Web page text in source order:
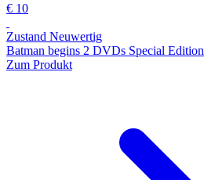
€ 10
Zustand Neuwertig
Batman begins 2 DVDs Special Edition
Zum Produkt